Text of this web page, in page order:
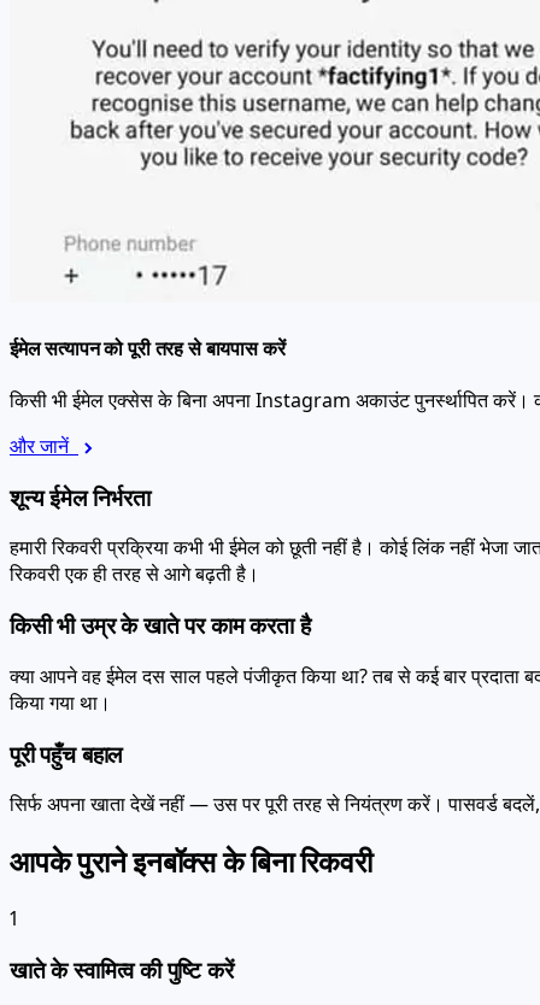
ईमेल सत्यापन को पूरी तरह से बायपास करें
किसी भी ईमेल एक्सेस के बिना अपना Instagram अकाउंट पुनर्स्थापित करें।
और जानें
शून्य ईमेल निर्भरता
हमारी रिकवरी प्रक्रिया कभी भी ईमेल को छूती नहीं है। कोई लिंक नहीं भेजा
रिकवरी एक ही तरह से आगे बढ़ती है।
किसी भी उम्र के खाते पर काम करता है
क्या आपने वह ईमेल दस साल पहले पंजीकृत किया था? तब से कई बार प्रदाता
किया गया था।
पूरी पहुँच बहाल
सिर्फ अपना खाता देखें नहीं — उस पर पूरी तरह से नियंत्रण करें। पासवर्ड
आपके पुराने इनबॉक्स के बिना रिकवरी
1
खाते के स्वामित्व की पुष्टि करें